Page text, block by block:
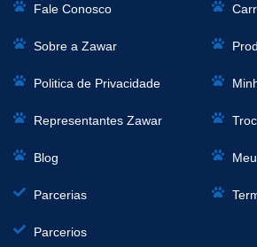
Fale Conosco
Sobre a Zawar
Politica de Privacidade
Representantes Zawar
Blog
Parcerias
Parcerios